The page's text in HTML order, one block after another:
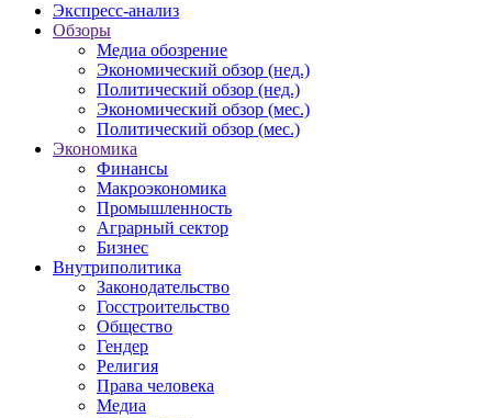
Экспресс-анализ
Обзоры
Медиа обозрение
Экономический обзор (нед.)
Политический обзор (нед.)
Экономический обзор (мес.)
Политический обзор (мес.)
Экономика
Финансы
Макроэкономика
Промышленность
Аграрный сектор
Бизнес
Внутриполитика
Законодательство
Госстроительство
Общество
Гендер
Религия
Права человека
Медиа